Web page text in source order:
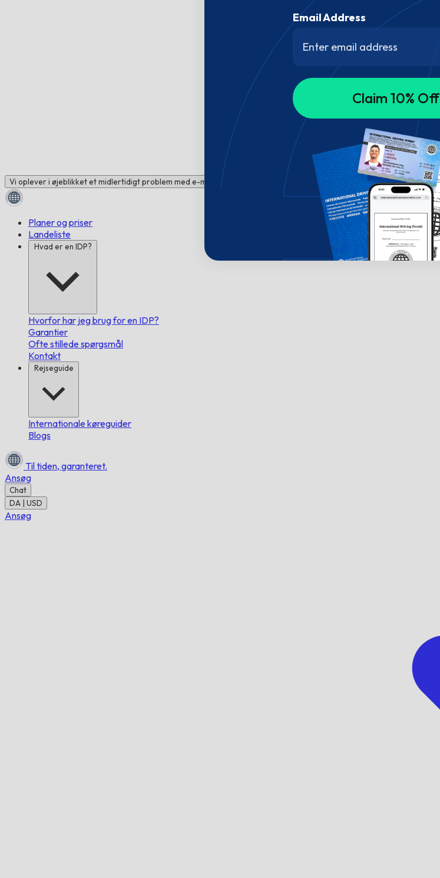
Vi oplever i øjeblikket et midlertidigt problem med e-mail. Brug for hjælp? Chat med os!
Planer og priser
Landeliste
Hvad er en IDP?
Hvorfor har jeg brug for en IDP?
Garantier
Ofte stillede spørgsmål
Kontakt
Rejseguide
Internationale køreguider
Blogs
Til tiden, garanteret.
Ansøg
Chat
DA | USD
Ansøg
Email Address
Claim 10% Off